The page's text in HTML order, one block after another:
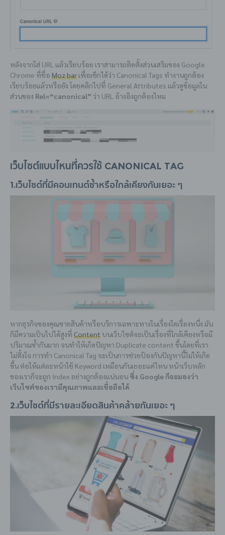
หลังจากใส่ URL แล้วเรียบร้อย เราสามารถติดตั้งส่วนเสริมของ Google
Chrome ที่ชื่อ Moz bar เพื่อเช็กได้ว่า Canonical Tags ทำงานถูกต้อง
เรียบร้อยแล้วหรือยัง โดยคลิกไปที่ General Attributes แล้วดูข้อมูลใน
ส่วนของ Rel=“canonical” ว่า URL อ้างอิงถูกต้องไหม
เว็บไซต์แบบไหนที่ควรใช้ Canonical Tag
1.เว็บไซต์ที่มีคอนเทนต์ซ้ำหรือใกล้เคียงกันเยอะ ๆ
หากธุรกิจของคุณขายสินค้าหรือบริการเฉพาะทางในเรื่องใดเรื่องหนึ่ง มัน
ก็มีความเป็นไปได้สูงที่ Content บนเว็บไซต์จะเป็นเรื่องที่ใกล้เคียงหรือมี
ปริมาณซ้ำกันมาก จนทำให้เกิดปัญหา Duplicate content ขึ้นโดยที่เรา
ไม่ตั้งใจ การทำ Canonical Tag จะเป็นการช่วยป้องกันปัญหานี้ไม่ให้เกิด
ขึ้น ต่อให้แต่ละหน้าใช้ Keyword เหมือนกันเยอะแค่ไหน หน้าเว็บหลัก
ของเราก็จะถูก Index อย่างถูกต้องแน่นอน ซึ่ง Google ก็จะมองว่า
เว็บไซต์ของเรามีคุณภาพและเชื่อถือได้
2.เว็บไซต์ที่มีรายละเอียดสินค้าคล้ายกันเยอะ ๆ